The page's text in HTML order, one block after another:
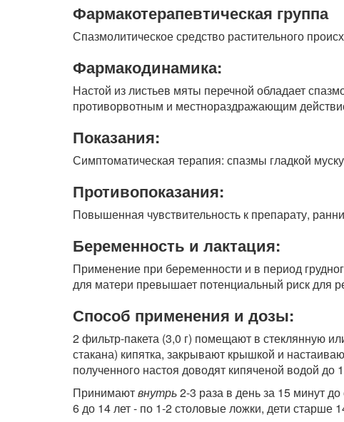
Фармакотерапевтическая группа
Спазмолитическое средство растительного
Фармакодинамика:
Настой из листьев мяты перечной обладает
противорвотным и местнораздражающим
Показания:
Симптоматическая терапия: спазмы гладкой
Противопоказания:
Повышенная чувствительность к препарату,
Беременность и лактация:
Применение при беременности и в период
для матери превышает потенциальный риск для
Способ применения и дозы:
2 фильтр-пакета (3,0 г) помещают в стеклянную
стакана) кипятка, закрывают крышкой и
полученного настоя доводят кипяченой водой до
Принимаютвнутрь2-3 раза в день за 15 минут
6 до 14 лет - по 1-2 столовые ложки, дети старше